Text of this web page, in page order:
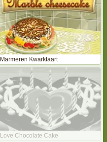
Marmeren Kwarktaart
Love Chocolate Cake